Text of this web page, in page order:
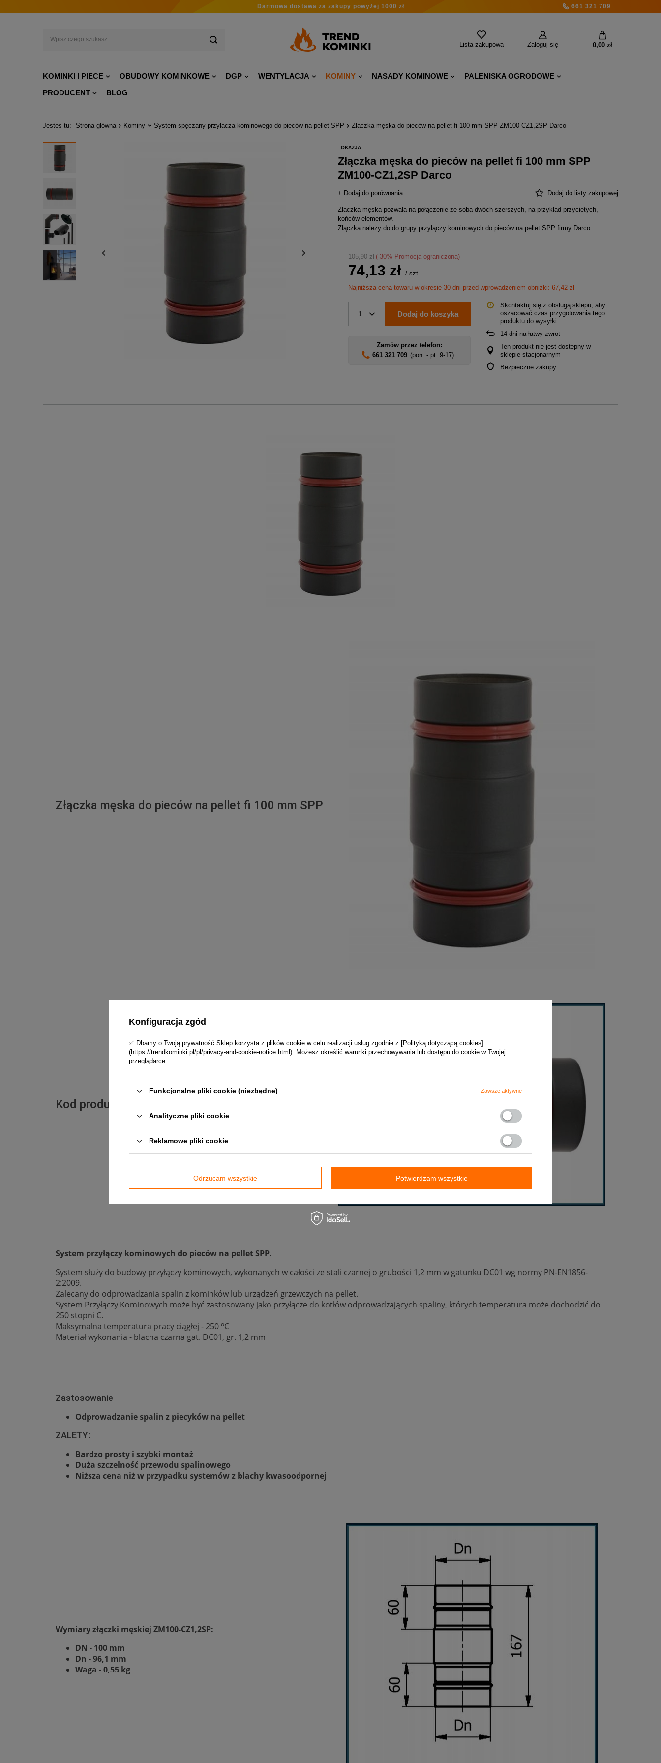
Darmowa dostawa za zakupy powyżej 1000 zł 661 321 709
Zaloguj się
Lista zakupowa 0,00 zł
KOMINKI I PIECE OBUDOWY KOMINKOWE DGP WENTYLACJA KOMINY NASADY KOMINOWE
PALENISKA OGRODOWE
PRODUCENT
BLOG
Jesteś tu: Strona główna Kominy System spęczany przyłącza kominowego do pieców na pellet SPP Złączka męska do pieców na pellet fi 100 mm SPP ZM100-CZ1,2SP Darco
OKAZJA
Złączka męska do pieców na pellet fi 100 mm SPP
ZM100-CZ1,2SP Darco
+ Dodaj do porównania Dodaj do listy zakupowej
Złączka męska pozwala na połączenie ze sobą dwóch szerszych, na przykład przyciętych,
końców elementów.
Złączka należy do do grupy przyłączy kominowych do pieców na pellet SPP firmy Darco.
105,90 zł (-30% Promocja ograniczona)
74,13 zł / szt.
Najniższa cena towaru w okresie 30 dni przed wprowadzeniem obniżki: 67,42 zł
1 Dodaj do koszyka
Zamów przez telefon:
661 321 709 (pon. - pt. 9-17)
Skontaktuj się z obsługą sklepu, aby
oszacować czas przygotowania tego
produktu do wysyłki.
14 dni na łatwy zwrot
Ten produkt nie jest dostępny w
sklepie stacjonarnym
Bezpieczne zakupy
Złączka męska do pieców na pellet fi 100 mm SPP
Kod produktu - ZM100-CZ1,2SP
System przyłączy kominowych do pieców na pellet SPP.
System służy do budowy przyłączy kominowych, wykonanych w całości ze stali czarnej o grubości 1,2 mm w gatunku DC01 wg normy PN-EN1856-
2:2009.
Zalecany do odprowadzania spalin z kominków lub urządzeń grzewczych na pellet.
System Przyłączy Kominowych może być zastosowany jako przyłącze do kotłów odprowadzających spaliny, których temperatura może dochodzić do
250 stopni C.
Maksymalna temperatura pracy ciągłej - 250 oC
Materiał wykonania - blacha czarna gat. DC01, gr. 1,2 mm
Zastosowanie
Odprowadzanie spalin z piecyków na pellet
ZALETY:
Bardzo prosty i szybki montaż
Duża szczelność przewodu spalinowego
Niższa cena niż w przypadku systemów z blachy kwasoodpornej
Wymiary złączki męskiej ZM100-CZ1,2SP:
DN - 100 mm
Dn - 96,1 mm
Waga - 0,55 kg
Konfiguracja zgód
✅ Dbamy o Twoją prywatność Sklep korzysta z plików cookie w celu realizacji usług zgodnie z [Polityką dotyczącą cookies]
(https://trendkominki.pl/pl/privacy-and-cookie-notice.html). Możesz określić warunki przechowywania lub dostępu do cookie w Twojej
przeglądarce.
Funkcjonalne pliki cookie (niezbędne) Zawsze aktywne
Analityczne pliki cookie
Reklamowe pliki cookie
Odrzucam wszystkie Potwierdzam wszystkie